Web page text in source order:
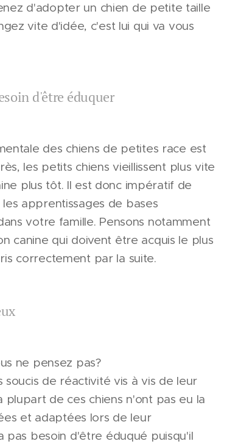
d'adopter un chien de petite taille
vite d'idée, c'est lui qui va vous
d'être éduquer
des chiens de petites race est
les petits chiens vieillissent plus vite
plus tôt. Il est donc impératif de
apprentissages de bases
votre famille. Pensons notamment
canine qui doivent être acquis le plus
correctement par la suite.
ne pensez pas?
de réactivité vis à vis de leur
de ces chiens n'ont pas eu la
et adaptées lors de leur
pas besoin d'être éduqué puisqu'il